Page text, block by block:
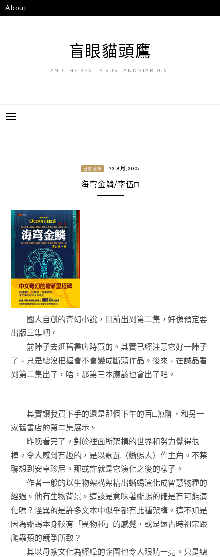
跳
至
About
盲眼貓頭鷹
AND THE REST IS RUST AND STARDUST
日書隨筆 23 8 月, 2005
海穹金鱗/李伍□
國人自創的奇幻小說，目前出到第二集，好像預定要
出版三集吧。
前陣子去逛舊書店時買的。其實已經注意它好一陣子
了，只是總沒把握會不會變成斷頭作品。後來，在誠品看
到第二集出了，唔，那第三本應該也會出了吧。
其實讓我買下手的還是那個下午的百□無聊，和另一
家舊書店的第二集展示。
昨晚看完了。對於裡面所架構的世界和努力覺得很
棒。令人感到有趣的，是以歌瓦（蜥蜴人）作主角。不禁
聯想到安卓珍尼。那或許就是它演化之後的樣子。
作者一般的以生物架構架構出蜥蜴演化成智慧物種的
經過。他有生物背景。這該是意味著蜥蜴的確是有可能演
化嗎？怪異的是許多文本中似乎都有此種架構。這不知是
因為蜥蜴本身較有「異物種」的感覺，或是遠古時祖宗跟
爬蟲類的競爭所致？
其以母系文化為經緯的企圖也令人眼睛一亮。只是總